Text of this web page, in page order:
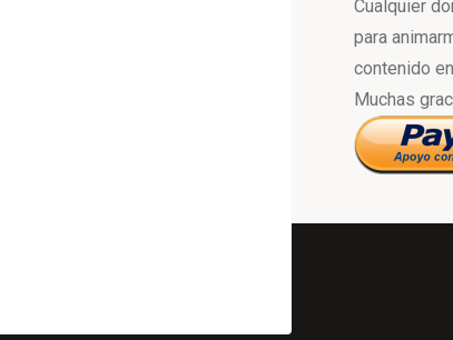
Cualquier
para
contenido
Muchas